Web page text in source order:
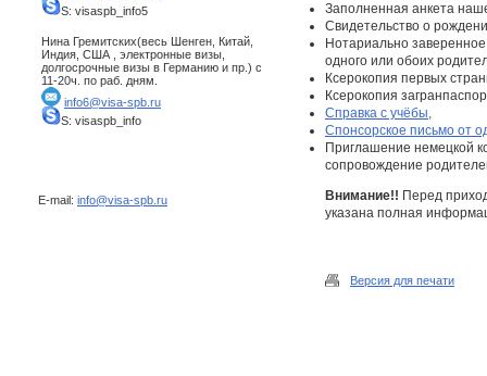
S: visaspb_info5
Нина Гремитских(весь Шенген, Китай,
Индия, США , электронные визы,
долгосрочные визы в Германию и пр.) с
11-20ч. по раб. дням.
info6@visa-spb.ru
S: visaspb_info
E-mail: info@visa-spb.ru
Заполненная анкета
Свидетельство о
Нотариально
одного или обоих
Ксерокопия первых
Ксерокопия
Справка с учёбы,
Спонсорское письмо от
Приглашение немецкой
сопровождение
Внимание!! Перед
указана полная
Версия для печати